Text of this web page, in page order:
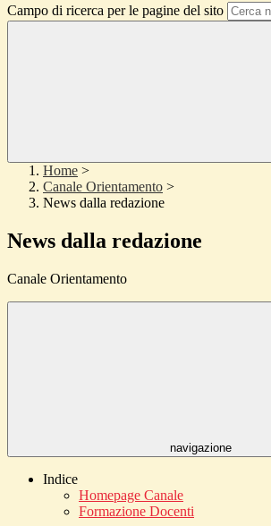
Campo di ricerca per le pagine del sito
Home >
Canale Orientamento >
News dalla redazione
News dalla redazione
Canale Orientamento
navigazione
Indice
Homepage Canale
Formazione Docenti